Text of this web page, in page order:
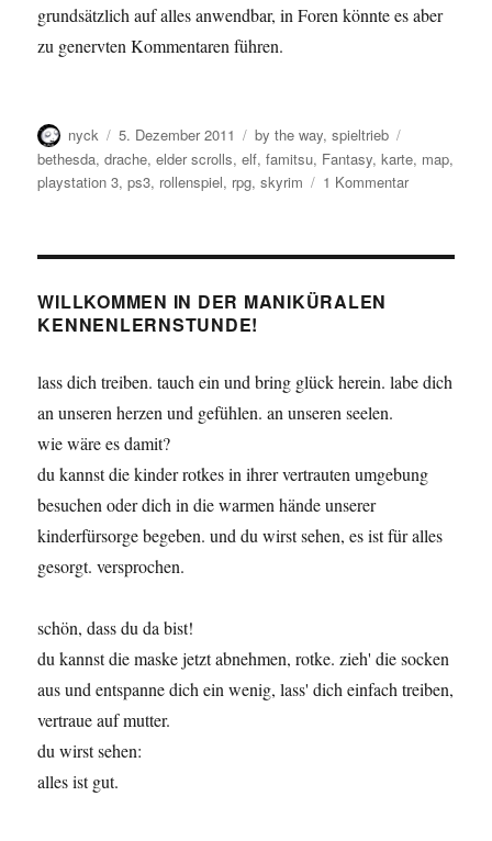
grundsätzlich auf alles anwendbar, in Foren könnte es aber
zu genervten Kommentaren führen.
Autor
nyck
Veröffentlicht
am
5. Dezember 2011 Kategorien
by the way,spieltrieb
bethesda,drache,elder scrolls,elf,famitsu, Fantasy,karte, map,
playstation 3,ps3, rollenspiel, rpg,skyrim 1 Kommentarzu
dann
WILLKOMMEN IN DER MANIKÜRALEN
KENNENLERNSTUNDE!
lass dich treiben. tauch ein und bring glück herein. labe dich
an unseren herzen und gefühlen. an unseren seelen.
wie wäre es damit?
du kannst die kinder rotkes in ihrer vertrauten umgebung
besuchen oder dich in die warmen hände unserer
kinderfürsorge begeben. und du wirst sehen, es ist für alles
gesorgt. versprochen.
schön, dass du da bist!
du kannst die maske jetzt abnehmen, rotke. zieh' die socken
aus und entspanne dich ein wenig, lass' dich einfach treiben,
vertraue auf mutter.
du wirst sehen:
alles ist gut.